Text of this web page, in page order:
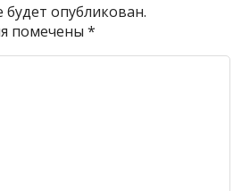
опубликован.
помечены*